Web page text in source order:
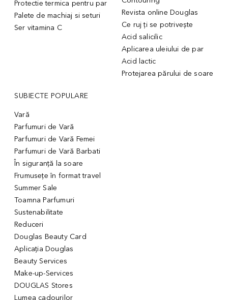
Protectie termica pentru par
Palete de machiaj si seturi
Ser vitamina C
Revista online Douglas
Ce ruj ți se potrivește
Acid salicilic
Aplicarea uleiului de par
Acid lactic
Protejarea părului de soare
SUBIECTE POPULARE
Vară
Parfumuri de Vară
Parfumuri de Vară Femei
Parfumuri de Vară Barbati
În siguranță la soare
Frumusețe în format travel
Summer Sale
Toamna Parfumuri
Sustenabilitate
Reduceri
Douglas Beauty Card
Aplicația Douglas
Beauty Services
Make-up-Services
DOUGLAS Stores
Lumea cadourilor